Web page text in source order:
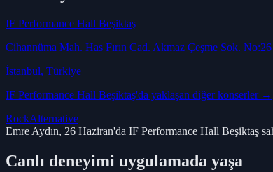
IF Performance Hall Beşiktaş
Cihannüma Mah. Has Fırın Cad. Akmaz Çeşme Sok.
İstanbul, Türkiye
IF Performance Hall Beşiktaş'da yaklaşan diğer konserler →
RockAlternative
Emre Aydın, 26 Haziran'da IF Performance Hall Beşiktaş
Canlı deneyimi uygulamada yaşa